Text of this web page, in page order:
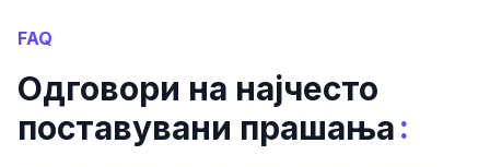
FAQ
Одговори на најчесто
поставувани прашања: